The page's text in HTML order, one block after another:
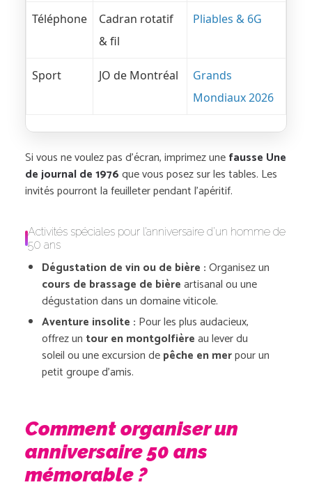
Téléphone
Cadran rotatif
& fil
Pliables & 6G
Sport JO de Montréal
Grands
Mondiaux 2026
Si vous ne voulez pas d’écran, imprimez unefausse Une
de journal de 1976que vous posez sur les tables. Les
invités pourront la feuilleter pendant l’apéritif.
Activités spéciales pour l’anniversaire d’un homme de
50 ans
Dégustation de vin ou de bière :Organisez un
cours de brassage de bièreartisanal ou une
dégustation dans un domaine viticole.
Aventure insolite : Pour les plus audacieux,
offrez un tour en montgolfièreau lever du
soleil ou une excursion depêche en merpour un
petit groupe d’amis.
Comment organiser un
anniversaire 50 ans
mémorable ?